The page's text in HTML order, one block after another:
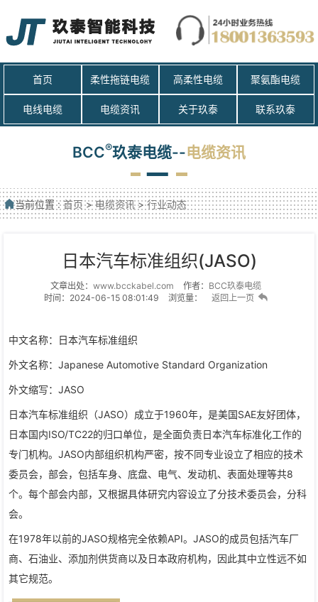
首页 柔性拖链电缆 高柔性电缆 聚氨酯电缆
电线电缆 电缆资讯 关于玖泰 联系玖泰
BCC®玖泰电缆--电缆资讯
当前位置 :首页>电缆资讯>行业动态
日本汽车标准组织(JASO)
文章出处： www.bcckabel.com 作者： BCC玖泰电缆
时间：2024-06-15 08:01:49
浏览量： 返回上一页
中文名称：日本汽车标准组织
外文名称：Japanese Automotive Standard Organization
外文缩写：JASO
日本汽车标准组织（JASO）成立于1960年，是美国SAE友好团体，
日本国内ISO/TC22的归口单位，是全面负责日本汽车标准化工作的
专门机构。JASO内部组织机构严密，按不同专业设立了相应的技术
委员会，部会，包括车身、底盘、电气、发动机、表面处理等共8
个。每个部会内部，又根据具体研究内容设立了分技术委员会，分科
会。
在1978年以前的JASO规格完全依赖API。JASO的成员包括汽车厂
商、石油业、添加剂供货商以及日本政府机构，因此其中立性远不如
其它规范。